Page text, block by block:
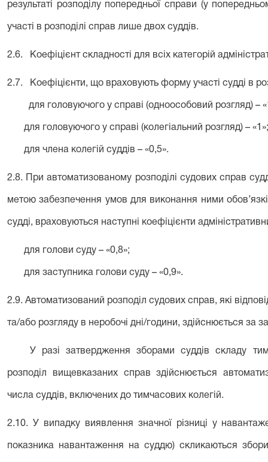
результаті розподілу попередньої справи (у
участі в розподілі справ лише двох суддів.
2.6. Коефіцієнт складності для всіх категорій
2.7. Коефіцієнти, що враховують форму участі судді в
для головуючого у справі (одноособовий розгляд) –
для головуючого у справі (колегіальний розгляд) – «1»;
для члена колегій суддів – «0,5».
2.8. При автоматизованому розподілі судових справ
метою забезпечення умов для виконання ними
судді, враховуються наступні коефіцієнти
для голови суду – «0,8»;
для заступника голови суду – «0,9».
2.9. Автоматизований розподіл судових справ, які
та/або розгляду в неробочі дні/години, здійснюється за
У разі затвердження зборами суддів складу
розподіл вищевказаних справ здійснюється
числа суддів, включених до тимчасових колегій.
2.10. У випадку виявлення значної різниці у
показника навантаження на суддю) скликаються